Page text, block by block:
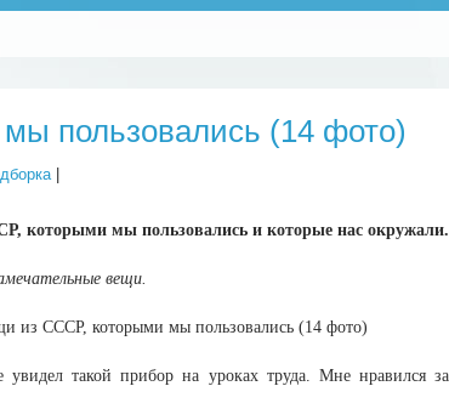
пользовались (14 фото)
|
которыми мы пользовались и которые нас окружали.
вещи.
такой прибор на уроках труда. Мне нравился